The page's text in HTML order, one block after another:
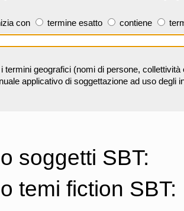
con termine esatto contiene
termini geografici (nomi di persone,
applicativo di soggettazione ad uso degli
soggetti SBT:
temi fiction SBT: